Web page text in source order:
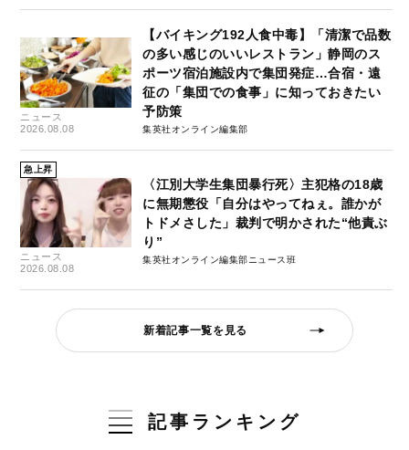
ニュース
2026.08.08
【バイキング192人食中毒】「清潔で品数
の多い感じのいいレストラン」静岡のス
ポーツ宿泊施設内で集団発症…合宿・遠
征の「集団での食事」に知っておきたい
予防策
集英社オンライン編集部
急上昇
ニュース
2026.08.08
〈江別大学生集団暴行死〉主犯格の18歳
に無期懲役「自分はやってねぇ。誰かが
トドメさした」裁判で明かされた“他責ぶ
り”
集英社オンライン編集部ニュース班
新着記事一覧を見る
記事ランキング